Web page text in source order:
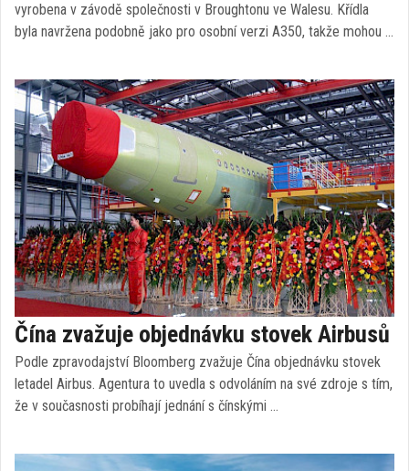
vyrobena v závodě společnosti v Broughtonu ve Walesu. Křídla
byla navržena podobně jako pro osobní verzi A350, takže mohou …
Čína zvažuje objednávku stovek Airbusů
Podle zpravodajství Bloomberg zvažuje Čína objednávku stovek
letadel Airbus. Agentura to uvedla s odvoláním na své zdroje s tím,
že v současnosti probíhají jednání s čínskými …